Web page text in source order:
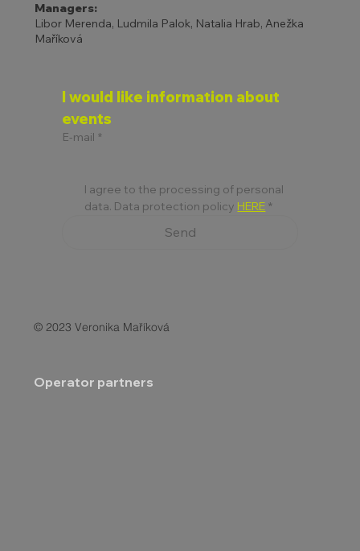
Managers:
Libor Merenda, Ludmila Palok, Natalia Hrab, Anežka
Maříková
I would like information about
events
E-mail *
I agree to the processing of personal
data. Data protection policy HERE *
Send
© 2023 Veronika Maříková
Operator partners